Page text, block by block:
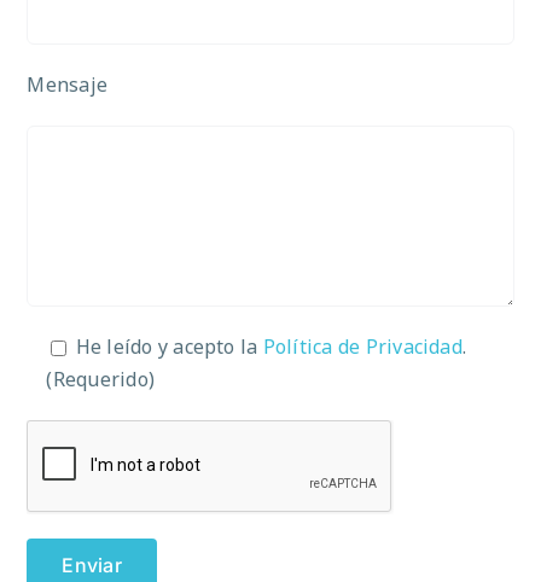
Mensaje
He leído y acepto la Política de Privacidad.
(Requerido)